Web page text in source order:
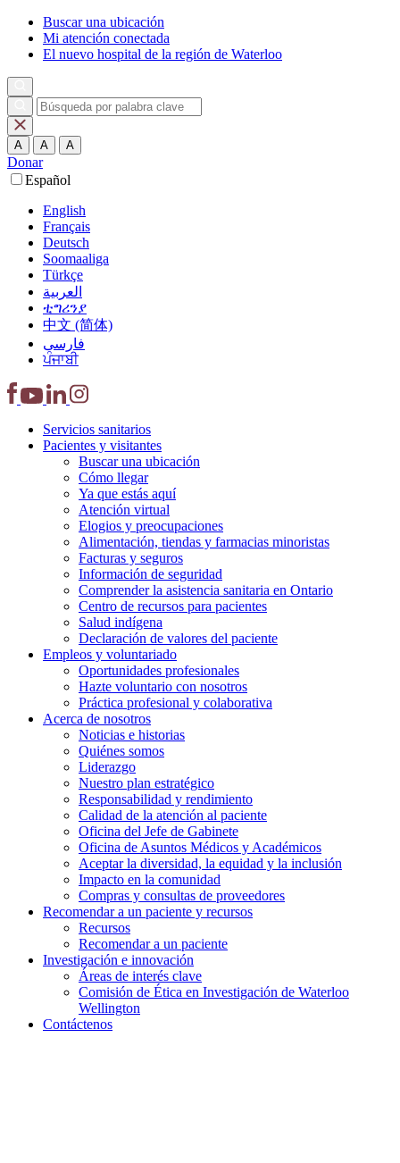
Buscar una ubicación
Mi atención conectada
El nuevo hospital de la región de Waterloo
A A A
Donar
Español
English
Français
Deutsch
Soomaaliga
Türkçe
العربية‏
ቲግሪንያ
中文 (简体)
فارسی
ਪੰਜਾਬੀ
Servicios sanitarios
Pacientes y visitantes
Buscar una ubicación
Cómo llegar
Ya que estás aquí
Atención virtual
Elogios y preocupaciones
Alimentación, tiendas y farmacias minoristas
Facturas y seguros
Información de seguridad
Comprender la asistencia sanitaria en Ontario
Centro de recursos para pacientes
Salud indígena
Declaración de valores del paciente
Empleos y voluntariado
Oportunidades profesionales
Hazte voluntario con nosotros
Práctica profesional y colaborativa
Acerca de nosotros
Noticias e historias
Quiénes somos
Liderazgo
Nuestro plan estratégico
Responsabilidad y rendimiento
Calidad de la atención al paciente
Oficina del Jefe de Gabinete
Oficina de Asuntos Médicos y Académicos
Aceptar la diversidad, la equidad y la inclusión
Impacto en la comunidad
Compras y consultas de proveedores
Recomendar a un paciente y recursos
Recursos
Recomendar a un paciente
Investigación e innovación
Áreas de interés clave
Comisión de Ética en Investigación de Waterloo
Wellington
Contáctenos